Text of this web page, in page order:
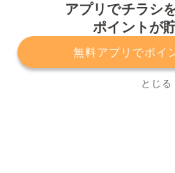
アプリでチラシ
ポイントが
無料アプリでポイ
とじる
プライバシーポリシー 利
サービスに関してのお問い合わせ